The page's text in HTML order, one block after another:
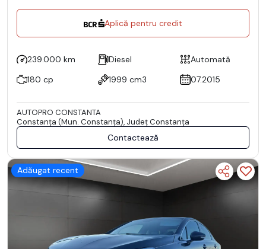
Aplică pentru credit
239.000 km Diesel
Automată
180 cp
1999 cm3 07.2015
AUTOPRO CONSTANTA
Constanţa (Mun. Constanţa), Județ Constanţa
Contactează
Adăugat recent